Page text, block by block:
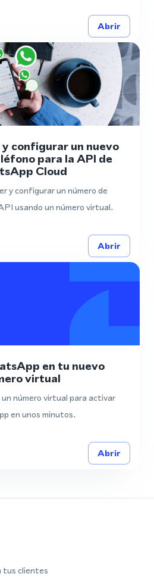
Abrir
configurar un nuevo
para la API de
Cloud
y configurar un número de
usando un número virtual.
Abrir
en tu nuevo
virtual
número virtual para activar
en unos minutos.
Abrir
tus clientes